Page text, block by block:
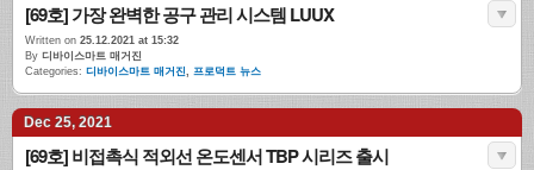
[69호] 가장 완벽한 공구 관리 시스템 LUUX
Written on 25.12.2021 at 15:32
By 디바이스마트 매거진
Categories: 디바이스마트 매거진, 프로덕트 뉴스
Dec 25, 2021
[69호] 비접촉식 적외선 온도센서 TBP 시리즈 출시